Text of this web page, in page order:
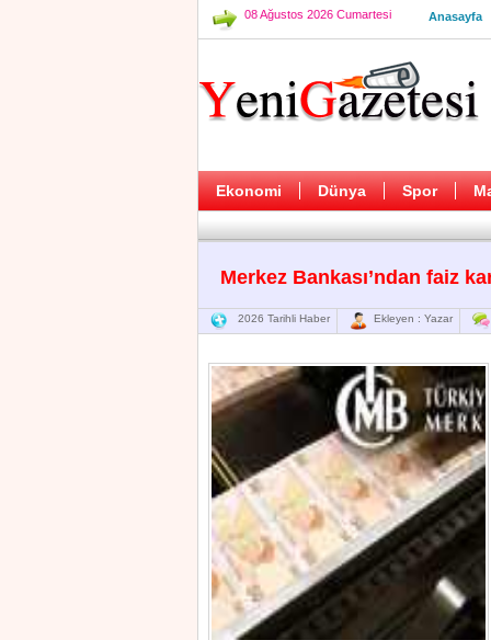
08 Ağustos 2026 Cumartesi Anasayfa
Ekonomi Dünya Spor
Merkez Bankası’ndan faiz
2026 Tarihli Haber Ekleyen : Yazar